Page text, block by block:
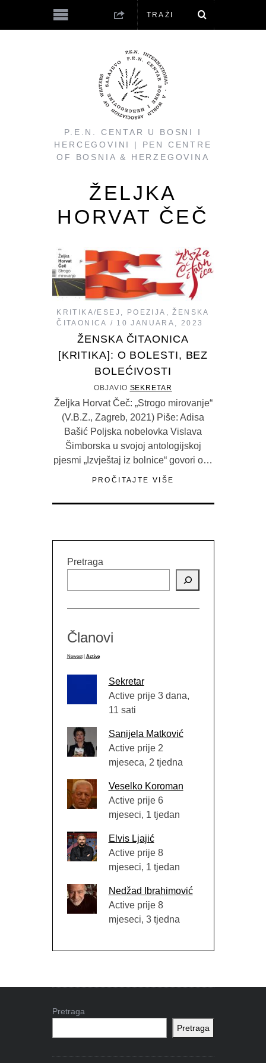
P.E.N. CENTAR U BOSNI I
HERCEGOVINI | PEN CENTRE
OF BOSNIA & HERZEGOVINA
ŽELJKA
HORVAT ČEČ
KRITIKA/ESEJ , POEZIJA ,ŽENSKA
ČITAONICA
10 JANUARA, 2023
ŽENSKA ČITAONICA
[KRITIKA]: O BOLESTI, BEZ
BOLEĆIVOSTI
OBJAVIO SEKRETAR
Željka Horvat Čeč: „Strogo mirovanje“
(V.B.Z., Zagreb, 2021) Piše: Adisa
Bašić Poljska nobelovka Vislava
Šimborska u svojoj antologijskoj
pjesmi „Izvještaj iz bolnice“ govori o…
PROČITAJTE VIŠE
Pretraga
Članovi
Newest Active
Sekretar
Active prije 3 dana,
11 sati
Sanijela Matković
Active prije 2
mjeseca, 2 tjedna
Veselko Koroman
Active prije 6
mjeseci, 1 tjedan
Elvis Ljajić
Active prije 8
mjeseci, 1 tjedan
Nedžad Ibrahimović
Active prije 8
mjeseci, 3 tjedna
Pretraga
Pretraga